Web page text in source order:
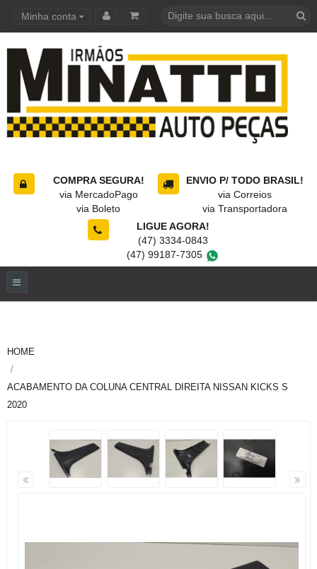
Minha conta
COMPRA SEGURA!
via MercadoPago
via Boleto
ENVIO P/ TODO BRASIL!
via Correios
via Transportadora
LIGUE AGORA!
(47) 3334-0843
(47) 99187-7305
HOME
ACABAMENTO DA COLUNA CENTRAL DIREITA NISSAN KICKS S
2020